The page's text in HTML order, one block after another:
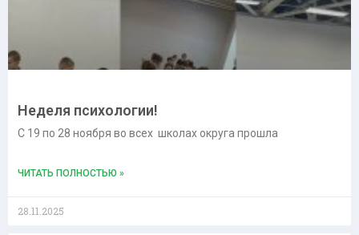
Неделя психологии!
С 19 по 28 ноября во всех школах округа прошла
ЧИТАТЬ ПОЛНОСТЬЮ »
28.11.2025